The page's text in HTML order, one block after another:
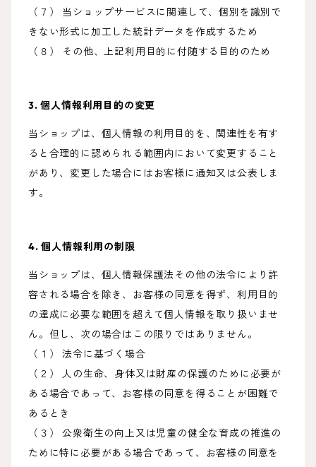
（７） 当ショップサービスに関連して、個別を識別で
きない形式に加工した統計データを作成するため
（８） その他、上記利用目的に付随する目的のため
3. 個人情報利用目的の変更
当ショップは、個人情報の利用目的を、関連性を有す
ると合理的に認められる範囲内において変更すること
があり、変更した場合にはお客様に通知又は公表しま
す。
4. 個人情報利用の制限
当ショップは、個人情報保護法その他の法令により許
容される場合を除き、お客様の同意を得ず、利用目的
の達成に必要な範囲を超えて個人情報を取り扱いませ
ん。但し、次の場合はこの限りではありません。
（１） 法令に基づく場合
（２） 人の生命、身体又は財産の保護のために必要が
ある場合であって、お客様の同意を得ることが困難で
あるとき
（３） 公衆衛生の向上又は児童の健全な育成の推進の
ために特に必要がある場合であって、お客様の同意を